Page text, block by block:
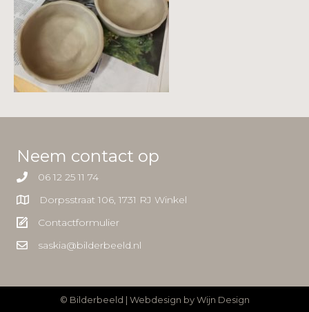
Neem contact op
06 12 25 11 74
Dorpsstraat 106, 1731 RJ Winkel
Contactformulier
saskia@bilderbeeld.nl
© Bilderbeeld | Webdesign byWijn Design